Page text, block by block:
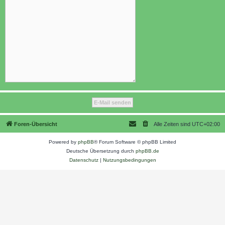
Foren-Übersicht Alle Zeiten sind UTC+02:00
Powered by phpBB® Forum Software © phpBB Limited
Deutsche Übersetzung durch phpBB.de
Datenschutz| Nutzungsbedingungen